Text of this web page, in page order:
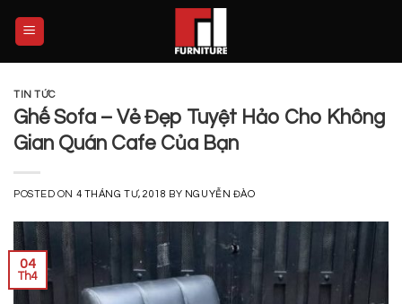
TIN TỨC
Ghế Sofa – Vẻ Đẹp Tuyệt Hảo Cho Không
Gian Quán Cafe Của Bạn
POSTED ON 4 THÁNG TƯ, 2018 BY NGUYỄN ĐÀO
04
Th4